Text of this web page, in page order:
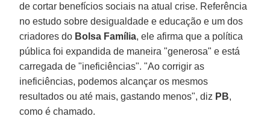
de cortar benefícios sociais na atual crise. Referência
no estudo sobre desigualdade e educação e um dos
criadores do Bolsa Família, ele afirma que a política
pública foi expandida de maneira "generosa" e está
carregada de "ineficiências". "Ao corrigir as
ineficiências, podemos alcançar os mesmos
resultados ou até mais, gastando menos", diz PB,
como é chamado.